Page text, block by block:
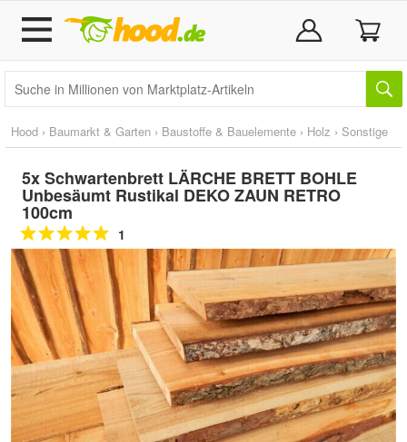
Hood › Baumarkt & Garten › Baustoffe & Bauelemente › Holz › Sonstige
5x Schwartenbrett LÄRCHE BRETT BOHLE
Unbesäumt Rustikal DEKO ZAUN RETRO
100cm
1